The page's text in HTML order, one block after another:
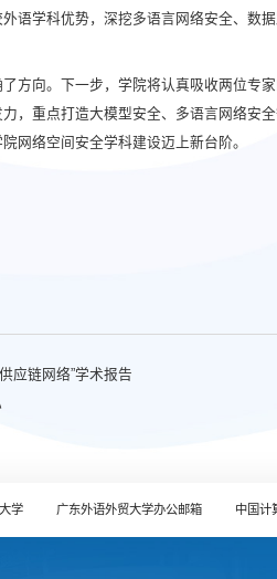
语学科优势，深挖多语言网络安全、数据
方向。下一步，学院将认真吸收两位专
，重点打造大模型安全、多语言网络安
网络空间安全学科建设迈上新台阶。
应链网络”学术报告
学 广东外语外贸大学办公邮箱 中国计